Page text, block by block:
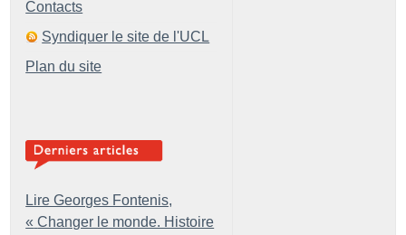
Contacts
Syndiquer le site de l'UCL
Plan du site
Lire Georges Fontenis,
« Changer le monde. Histoire